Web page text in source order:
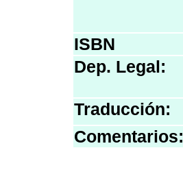
ISBN
Dep. Legal:
Traducción:
Comentarios: